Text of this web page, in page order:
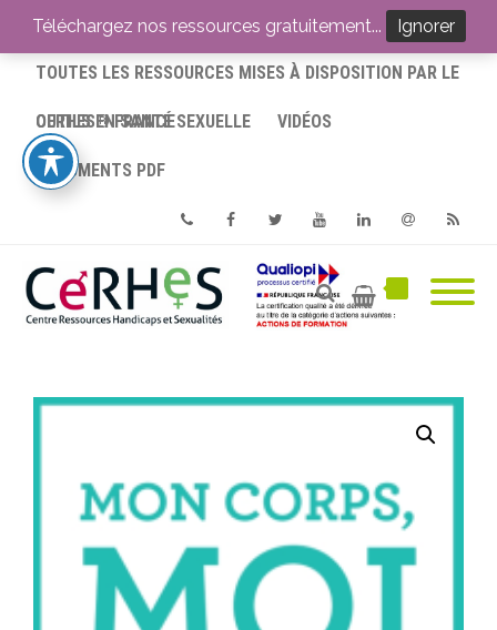
ACCUEIL
TOUTES LES RESSOURCES MISES À DISPOSITION PAR LE
CERHES® FRANCE
OUTILS EN SANTÉ SEXUELLE VIDÉOS
DOCUMENTS PDF
PhoneFacebookTwitterYoutube
Téléchargez nos ressources gratuitement... Ignorer